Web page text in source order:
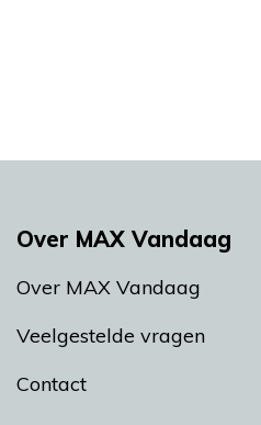
Over MAX Vandaag
Over MAX Vandaag
Veelgestelde vragen
Contact